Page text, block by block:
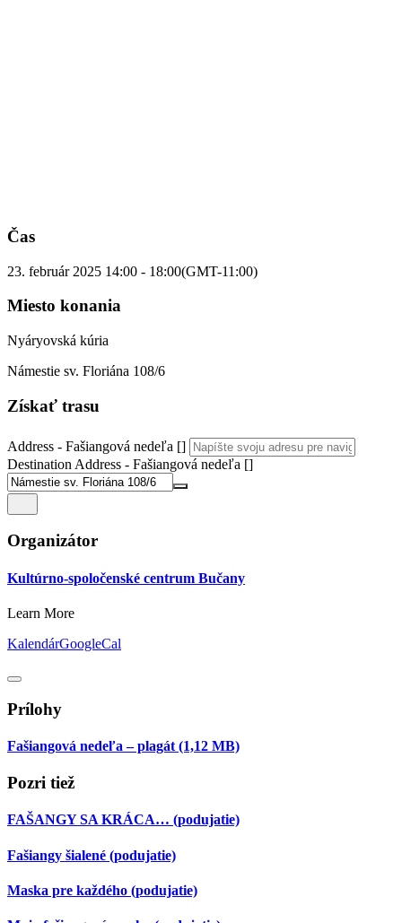
Čas
23. február 2025 14:00 - 18:00(GMT-11:00)
Miesto konania
Nyáryovská kúria
Námestie sv. Floriána 108/6
Získať trasu
Address - Fašiangová nedeľa []
Destination Address - Fašiangová nedeľa []
Organizátor
Kultúrno-spoločenské centrum Bučany
Learn More
KalendárGoogleCal
Prílohy
Fašiangová nedeľa – plagát (1,12 MB)
Pozri tiež
FAŠANGY SA KRÁCA… (podujatie)
Fašiangy šialené (podujatie)
Maska pre každého (podujatie)